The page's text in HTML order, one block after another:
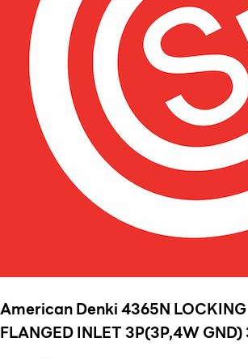
American Denki 4365N LOCKING
FLANGED INLET 3P(3P,4W